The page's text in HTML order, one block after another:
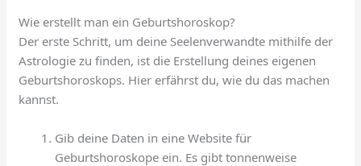
Wie erstellt man ein Geburtshoroskop?
Der erste Schritt, um deine Seelenverwandte mithilfe der
Astrologie zu finden, ist die Erstellung deines eigenen
Geburtshoroskops. Hier erfährst du, wie du das machen
kannst.
Gib deine Daten in eine Website für
Geburtshoroskope ein. Es gibt tonnenweise